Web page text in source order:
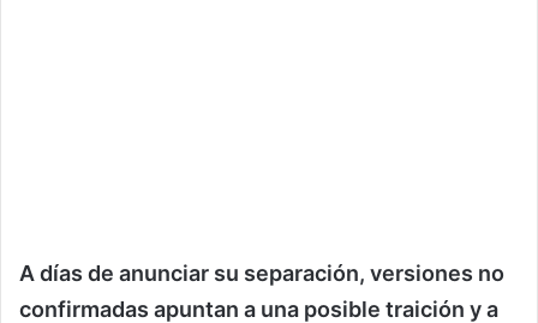
A días de anunciar su separación, versiones no
confirmadas apuntan a una posible traición y a